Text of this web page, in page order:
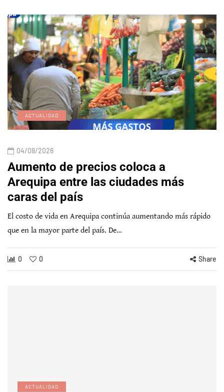
ACTUALIDAD
04/08/2026
Aumento de precios coloca a
Arequipa entre las ciudades más
caras del país
El costo de vida en Arequipa continúa aumentando más rápido
que en la mayor parte del país. De…
0 0 Share
ACTUALIDAD